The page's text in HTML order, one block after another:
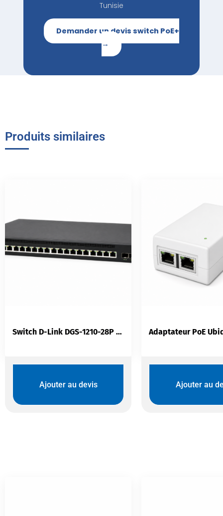
Tunisie
Demander un devis switch PoE+
→
Produits similaires
Switch D-Link DGS-1210-28P | 24 Ports PoE + 4 SFP 370W L2 Manageable
Ajouter au devis Ajouter au